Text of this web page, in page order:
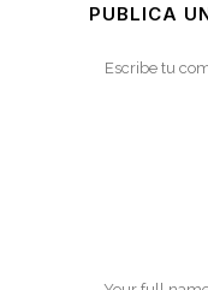
PUBLICA